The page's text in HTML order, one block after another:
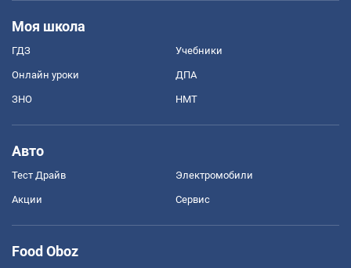
Моя школа
ГДЗ Учебники
Онлайн уроки ДПА
ЗНО НМТ
Авто
Тест Драйв Электромобили
Акции Сервис
Food Oboz